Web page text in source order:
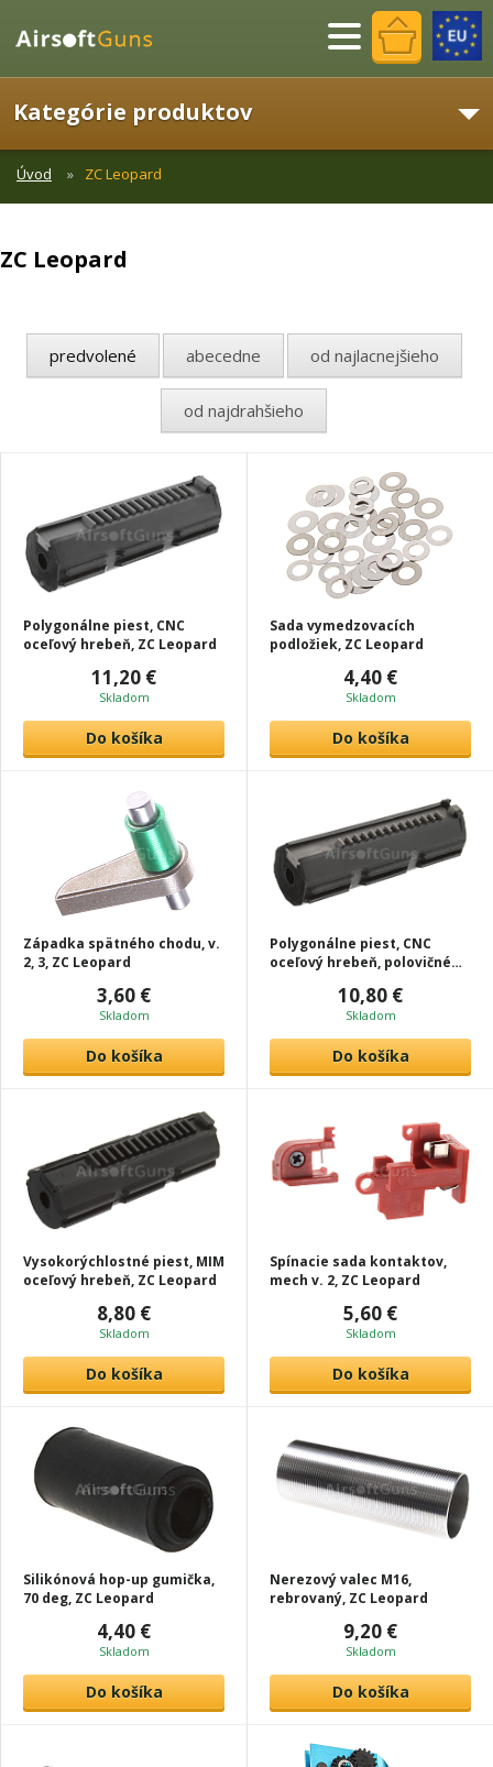
Menu
Kategórie produktov
Úvod ZC Leopard
ZC Leopard
predvolené abecedne od najlacnejšieho
od najdrahšieho
Polygonálne piest, CNC
oceľový hrebeň, ZC Leopard
11,20 €
Skladom
Do košíka
Sada vymedzovacích
podložiek, ZC Leopard
4,40 €
Skladom
Do košíka
Západka spätného chodu, v.
2, 3, ZC Leopard
3,60 €
Skladom
Do košíka
Polygonálne piest, CNC
oceľový hrebeň, polovičné
10,80 €
Skladom
Do košíka
Vysokorýchlostné piest, MIM
oceľový hrebeň, ZC Leopard
8,80 €
Skladom
Do košíka
Spínacie sada kontaktov,
mech v. 2, ZC Leopard
5,60 €
Skladom
Do košíka
Silikónová hop-up gumička,
70 deg, ZC Leopard
4,40 €
Skladom
Do košíka
Nerezový valec M16,
rebrovaný, ZC Leopard
9,20 €
Skladom
Do košíka